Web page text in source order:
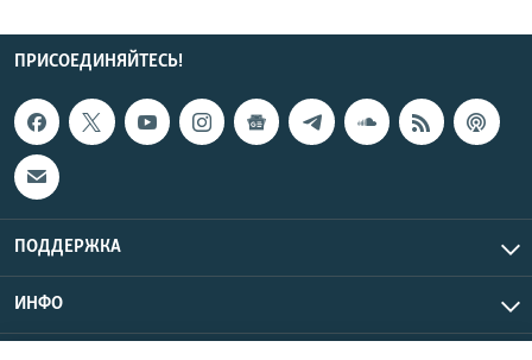
ПРИСОЕДИНЯЙТЕСЬ!
ПОДДЕРЖКА
ИНФО